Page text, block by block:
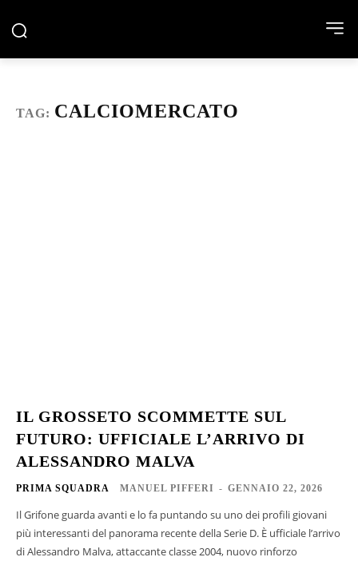
TAG: CALCIOMERCATO
IL GROSSETO SCOMMETTE SUL
FUTURO: UFFICIALE L’ARRIVO DI
ALESSANDRO MALVA
PRIMA SQUADRA MANUEL PIFFERI - GENNAIO 22, 2026
Il Grifone guarda avanti e lo fa puntando su uno dei profili giovani
più interessanti del panorama recente della Serie D. È ufficiale l’arrivo
di Alessandro Malva, attaccante classe 2004, nuovo rinforzo